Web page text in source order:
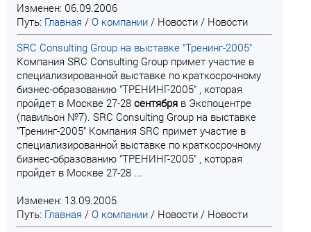
Изменен: 06.09.2006
Путь: Главная / О компании / Новости / Новости
SRC Consulting Group на выставке "Тренинг-2005"
Компания SRC Consulting Group примет участие в
специализированной выставке по краткосрочному
бизнес-образованию "ТРЕНИНГ-2005" , которая
пройдет в Москве 27-28 сентября в Экспоцентре
(павильон №7). SRC Consulting Group на выставке
"Тренинг-2005" Компания SRC примет участие в
специализированной выставке по краткосрочному
бизнес-образованию "ТРЕНИНГ-2005" , которая
пройдет в Москве 27-28 ...
Изменен: 13.09.2005
Путь: Главная / О компании / Новости / Новости